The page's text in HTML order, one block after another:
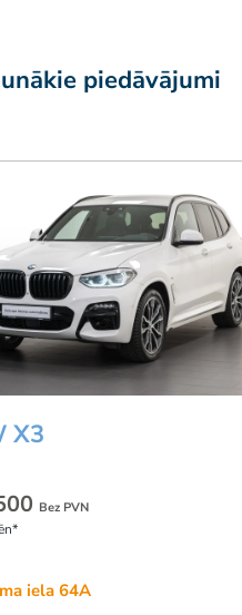
piedāvājumi
X3
Bez PVN
iela 64A